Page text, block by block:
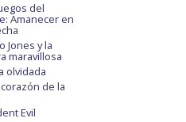
del
Amanecer en
Jones y la
maravillosa
olvidada
de la
Evil